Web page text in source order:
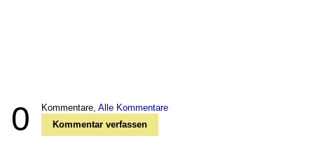
0 Kommentare, Alle Kommentare
Kommentar verfassen